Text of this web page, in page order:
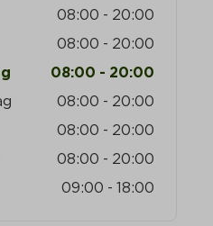
08:00 - 20:00
08:00 - 20:00
08:00 - 20:00
08:00 - 20:00
08:00 - 20:00
08:00 - 20:00
09:00 - 18:00